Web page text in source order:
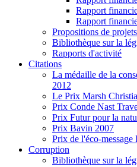
Rapport
Rapport
Propositions de
Bibliothèque sur la
Rapports d'activité
Citations
La médaille de la
2012
Le Prix Marsh
Prix Conde Nast
Prix Futur pour la
Prix Bavin 2007
Prix de l'éco-
Corruption
Bibliothèque sur la